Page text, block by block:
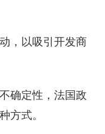
，以吸引开发商
确定性，法国政
方式。